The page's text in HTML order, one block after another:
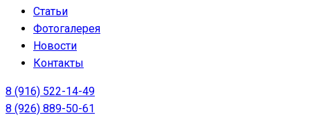
Статьи
Фотогалерея
Новости
Контакты
8 (916) 522-14-49
8 (926) 889-50-61